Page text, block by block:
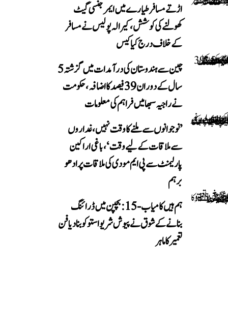
اڑتے مسافر طیارے میں ایمرجنسی گیٹ
کھولنے کی کوشش، کیرالہ پولیس نے مسافر
کے خلاف درج کیا کیس
چین سے ہندوستان کی درآمدات میں گزشتہ 5
سال کے دوران 39 فیصد کا اضافہ، حکومت
نے راجیہ سبھا میں فراہم کی معلومات
’نوجوانوں سے ملنے کا وقت نہیں، غداروں
سے ملاقات کے لیے وقت‘، باغی اراکین
پارلیمنٹ سے پی ایم مودی کی ملاقات پر ادھو
برہم
ہم ہیں کامیاب-15: بچپن میں ڈرائنگ
بنانے کے شوق نے پیوش شریواستو کو بنا دیا فن
تعمیر کا ماہر